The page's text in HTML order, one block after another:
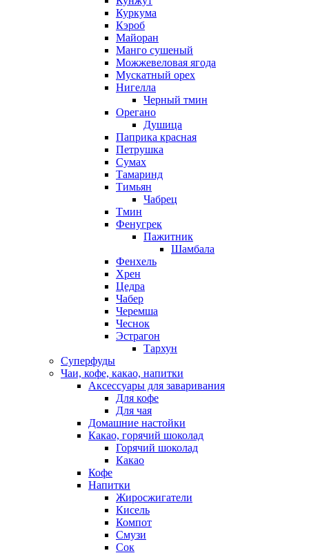
Куркума
Кэроб
Майоран
Манго сушеный
Можжевеловая ягода
Мускатный орех
Нигелла
Черный тмин
Орегано
Душица
Паприка красная
Петрушка
Сумах
Тамаринд
Тимьян
Чабрец
Тмин
Фенугрек
Пажитник
Шамбала
Фенхель
Хрен
Цедра
Чабер
Черемша
Чеснок
Эстрагон
Тархун
Суперфуды
Чаи, кофе, какао, напитки
Аксессуары для заваривания
Для кофе
Для чая
Домашние настойки
Какао, горячий шоколад
Горячий шоколад
Какао
Кофе
Напитки
Жиросжигатели
Кисель
Компот
Смузи
Сок